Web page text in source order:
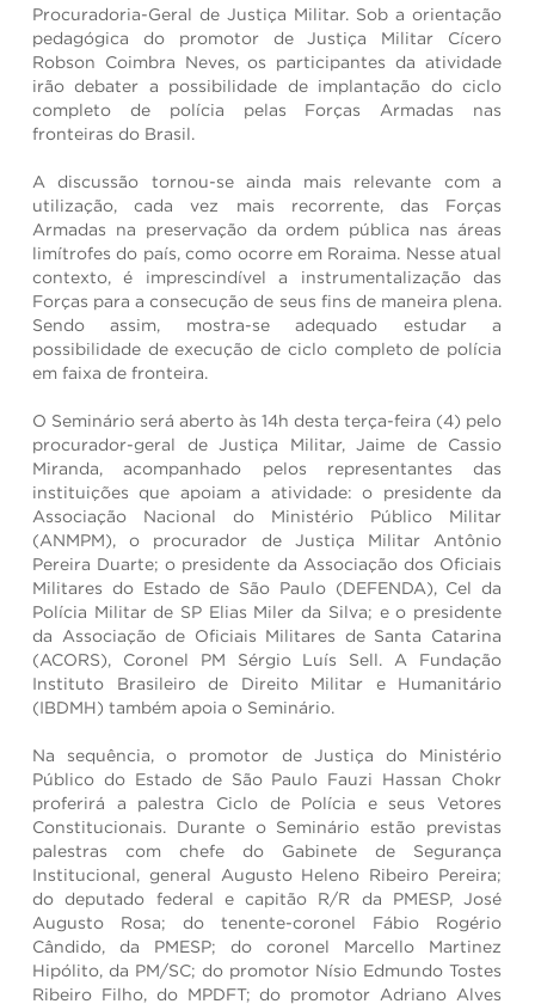
Procuradoria-Geral de Justiça Militar. Sob a orientação
pedagógica do promotor de Justiça Militar Cícero
Robson Coimbra Neves, os participantes da atividade
irão debater a possibilidade de implantação do ciclo
completo de polícia pelas Forças Armadas nas
fronteiras do Brasil.
A discussão tornou-se ainda mais relevante com a
utilização, cada vez mais recorrente, das Forças
Armadas na preservação da ordem pública nas áreas
limítrofes do país, como ocorre em Roraima. Nesse atual
contexto, é imprescindível a instrumentalização das
Forças para a consecução de seus fins de maneira plena.
Sendo assim, mostra-se adequado estudar a
possibilidade de execução de ciclo completo de polícia
em faixa de fronteira.
O Seminário será aberto às 14h desta terça-feira (4) pelo
procurador-geral de Justiça Militar, Jaime de Cassio
Miranda, acompanhado pelos representantes das
instituições que apoiam a atividade: o presidente da
Associação Nacional do Ministério Público Militar
(ANMPM), o procurador de Justiça Militar Antônio
Pereira Duarte; o presidente da Associação dos Oficiais
Militares do Estado de São Paulo (DEFENDA), Cel da
Polícia Militar de SP Elias Miler da Silva; e o presidente
da Associação de Oficiais Militares de Santa Catarina
(ACORS), Coronel PM Sérgio Luís Sell. A Fundação
Instituto Brasileiro de Direito Militar e Humanitário
(IBDMH) também apoia o Seminário.
Na sequência, o promotor de Justiça do Ministério
Público do Estado de São Paulo Fauzi Hassan Chokr
proferirá a palestra Ciclo de Polícia e seus Vetores
Constitucionais. Durante o Seminário estão previstas
palestras com chefe do Gabinete de Segurança
Institucional, general Augusto Heleno Ribeiro Pereira;
do deputado federal e capitão R/R da PMESP, José
Augusto Rosa; do tenente-coronel Fábio Rogério
Cândido, da PMESP; do coronel Marcello Martinez
Hipólito, da PM/SC; do promotor Nísio Edmundo Tostes
Ribeiro Filho, do MPDFT; do promotor Adriano Alves